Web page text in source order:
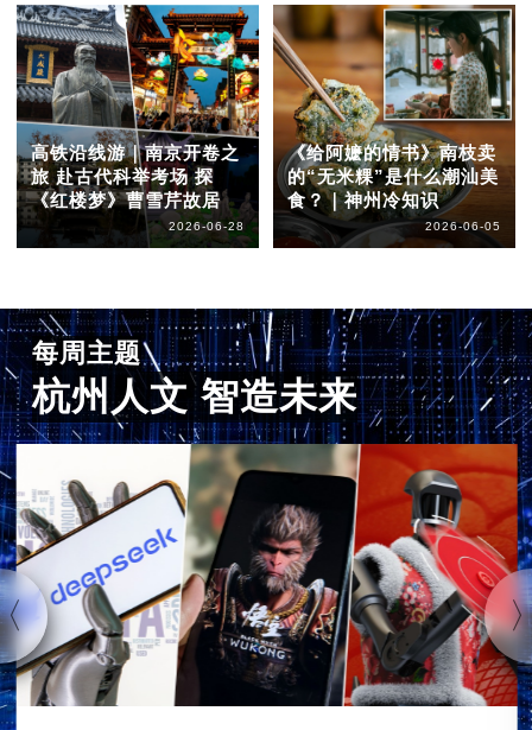
高铁沿线游｜南京开卷之
旅 赴古代科举考场 探
《红楼梦》曹雪芹故居
2026-06-28
《给阿嬷的情书》南枝卖
的“无米粿”是什么潮汕美
食？｜神州冷知识
2026-06-05
每周主题
杭州人文 智造未来